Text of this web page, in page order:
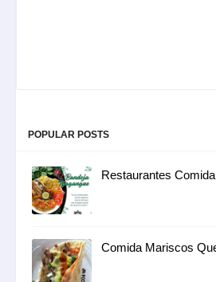
POPULAR POSTS
Restaurantes
Comida Mariscos